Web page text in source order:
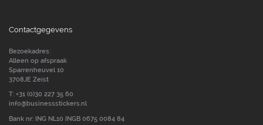
Contactgegevens
Bezoekadres:
Alleen op afspraak
Sparrenheuvel 10
3708JE Zeist
T: +31 (0)30 227 35 60
info@businessstickers.nl
Bank nr: ING NL10 INGB 0675 0084 84